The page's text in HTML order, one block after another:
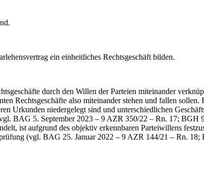
ein einheitliches Rechtsgeschäft bilden.
durch den Willen der Parteien miteinander
Rechtsgeschäfte also miteinander stehen und fallen
Urkunden niedergelegt sind und unterschiedlichen
BAG 5. September 2023 – 9 AZR 350/22 – Rn. 17;
ist aufgrund des objektiv erkennbaren Parteiwillens
(vgl. BAG 25. Januar 2022 – 9 AZR 144/21 – Rn.